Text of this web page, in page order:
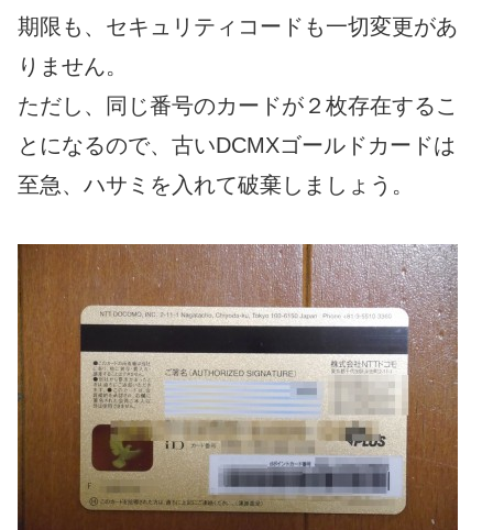
期限も、セキュリティコードも一切変更があ
りません。
ただし、同じ番号のカードが２枚存在するこ
とになるので、古いDCMXゴールドカードは
至急、ハサミを入れて破棄しましょう。